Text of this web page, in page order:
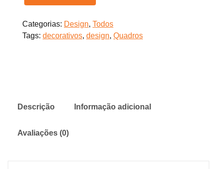
Categorias: Design, Todos
Tags: decorativos, design, Quadros
Descrição Informação adicional
Avaliações (0)